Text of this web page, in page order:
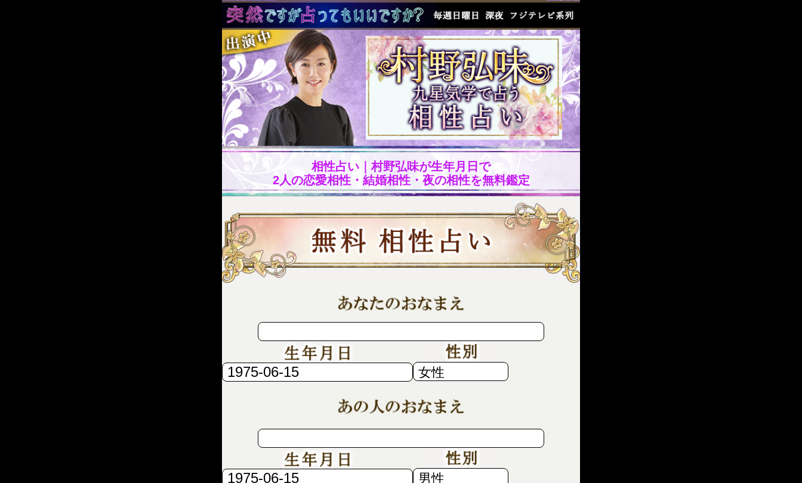
相性占い｜村野弘味が生年月日で
2人の恋愛相性・結婚相性・夜の相性を無料鑑定